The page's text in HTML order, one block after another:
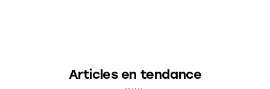
Articles en tendance